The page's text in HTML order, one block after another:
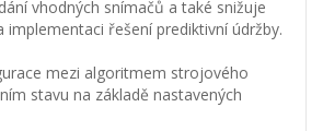
vhodných snímačů a také snižuje
implementaci řešení prediktivní údržby.
mezi algoritmem strojového
stavu na základě nastavených